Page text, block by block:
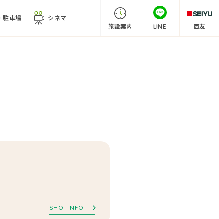
駐車場
シネマ
施設案内
LINE 西友
SHOP INFO